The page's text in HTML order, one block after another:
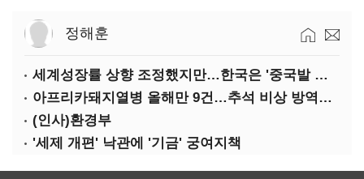
정해훈
세계성장률 상향 조정했지만…한국은 '중국발 살얼음판'
아프리카돼지열병 올해만 9건…추석 비상 방역에 '총력'
(인사)환경부
'세제 개편' 낙관에 '기금' 궁여지책